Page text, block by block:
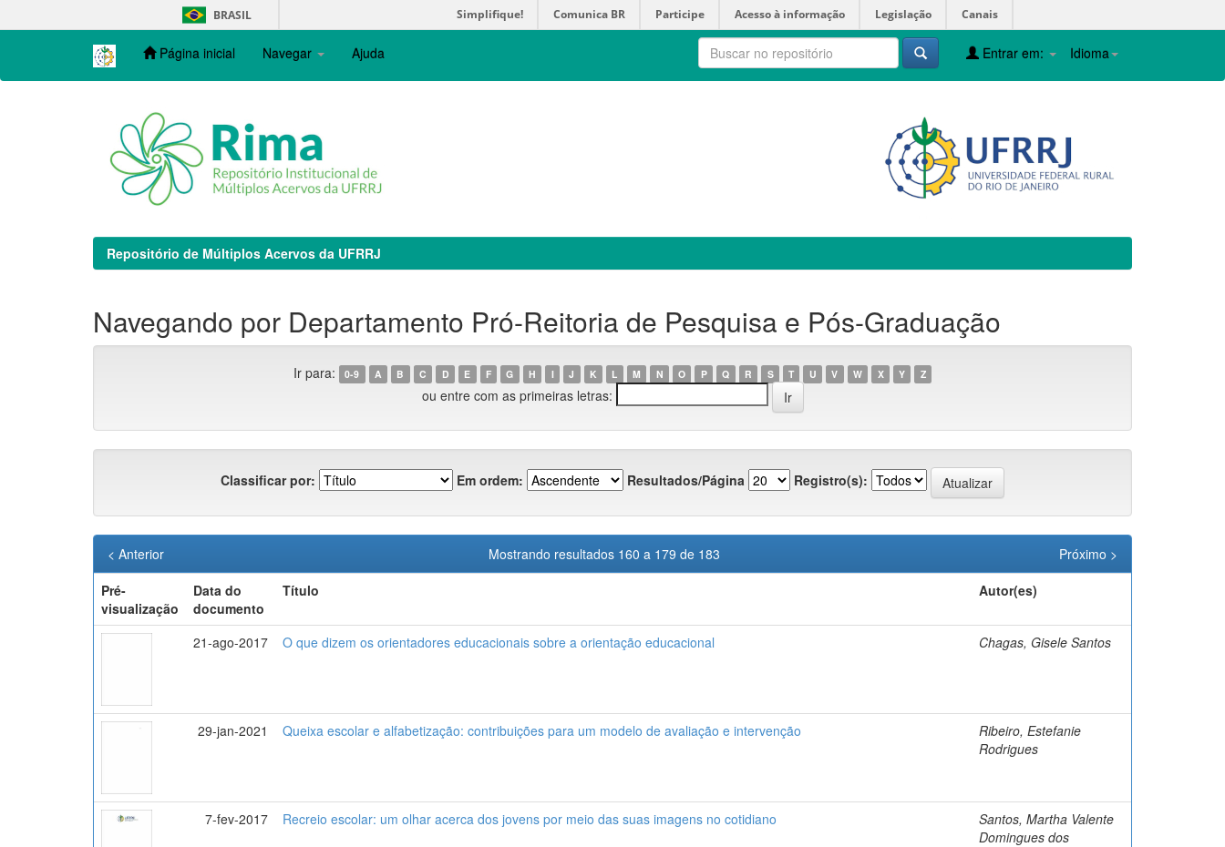
navigation
BRASIL Simplifique! Comunica BR Participe Acesso à informação Legislação Canais
Página inicial Navegar Ajuda Idioma
Entrar em:
Repositório de Múltiplos Acervos da UFRRJ
Navegando por Departamento Pró-Reitoria de Pesquisa e Pós-Graduação
Ir para: 0-9 A B C D E F G H I J K L M N O P Q R S T U V W X Y Z
ou entre com as primeiras letras:
Classificar por: Em ordem: Resultados/Página Registro(s):
Mostrando resultados 160 a 179 de 183
< Anterior
Próximo >
Pré-
visualização
Data do
documento
Título Autor(es)
21-ago-2017 O que dizem os orientadores educacionais sobre a orientação educacional Chagas, Gisele Santos
29-jan-2021 Queixa escolar e alfabetização: contribuições para um modelo de avaliação e intervenção
Ribeiro, Estefanie
Rodrigues
7-fev-2017 Recreio escolar: um olhar acerca dos jovens por meio das suas imagens no cotidiano
Santos, Martha Valente
Domingues dos